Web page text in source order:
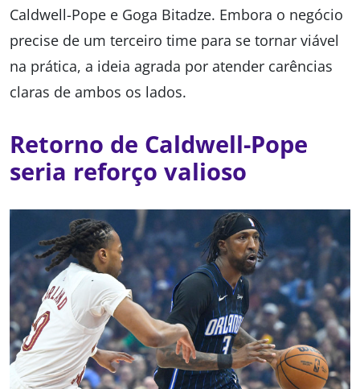
Caldwell-Pope e Goga Bitadze. Embora o negócio
precise de um terceiro time para se tornar viável
na prática, a ideia agrada por atender carências
claras de ambos os lados.
Retorno de Caldwell-Pope
seria reforço valioso